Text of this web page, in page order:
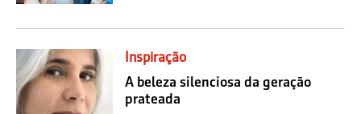
Inspiração
A beleza silenciosa da geração
prateada